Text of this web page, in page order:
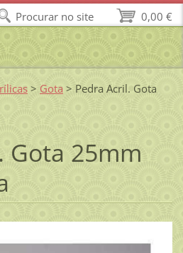
> Gota > Pedra Acril. Gota
Gota 25mm
0,00 €
Procurar no site